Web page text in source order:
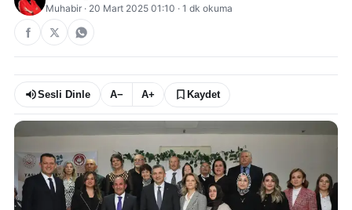
Muhabir · 20 Mart 2025 01:10 · 1 dk okuma
Sesli Dinle A− A+ Kaydet